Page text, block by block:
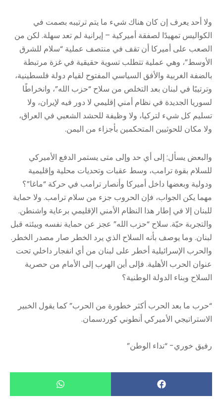
ولا أحد يعرف إن كان هناك شيء ما يتم ترتيبه بصمت في
الكواليس تمهيدًا لصفقة أميركية – إيرانية لم تعد سهلة. لكن من
الصعب على أميركا أن تقف في منتصف عملية “سلام للشرق
الأوسط”، وهي عملية تتطلب تسوية حقيقية في غزة مرتبطة
بالضفة الغربية والأفق السياسي المفتوح لقيام دولة فلسطينية،
وترتيبًا في لبنان بعد التخلص من سلاح “حزب الله”، وانخراطًا
لسوريا الجديدة في نظام أمني إقليمي لا دور فيه لإيران، ولا
تسليم كل شيء لتركيا، ولا وظيفة للحشد الشعبي في العراق،
ولا مكان للحوثيين المتحكمين بأجزاء من اليمن.
والبعض يسأل: إلى أي حد وإلى متى يستمر الدفع الأميركي
للسلام بقوة ترامب، وسط عقبات وتحديات محلية وإقليمية
ودولية وبعضها داخل أميركا وأنصار ترامب في حركة “ماغا”؟
مهما يكن الجواب، فإن الحروب جزء من سلام ترامب. ولا حماية
للبنان إلا في إطار هذا النظام الأمني الإقليمي برعاية واشنطن.
والتجربة حيّة. سلاح “حزب الله” عجز عن حماية نفسه وبيئته قبل
لبنان. وما يوصف بأنه السلاح الذي يرد الخطر صار مصدر الخطر.
والحرب الإسرائيلية أخطر على لبنان من أي انفجار داخلي تحت
عنوان الحرب الأهلية. فإلى أين الهرب إلى الأمام من حصرية
السلاح وبناء الدولة الوطنية؟
“حرب ما بعد الحرب أكثر خطورة من الحرب” كما يقول الخبير
الاستراتيجي الأميركي أنطوني كوردسمان.
رفيق خوري- “نداء الوطن”